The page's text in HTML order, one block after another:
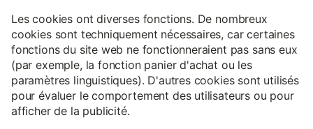
Les cookies ont diverses fonctions. De nombreux
cookies sont techniquement nécessaires, car certaines
fonctions du site web ne fonctionneraient pas sans eux
(par exemple, la fonction panier d'achat ou les
paramètres linguistiques). D'autres cookies sont utilisés
pour évaluer le comportement des utilisateurs ou pour
afficher de la publicité.